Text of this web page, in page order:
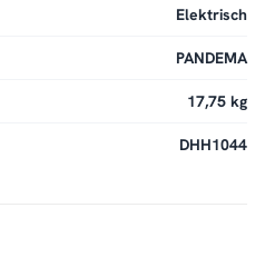
Elektrisch
PANDEMA
17,75 kg
DHH1044